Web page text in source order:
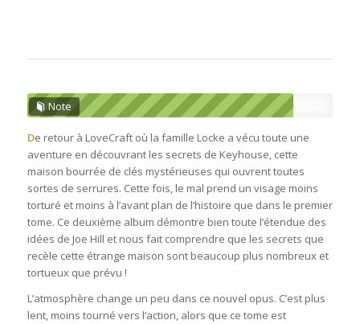
Note
De retour à LoveCraft où la famille Locke a vécu toute une
aventure en découvrant les secrets de Keyhouse, cette
maison bourrée de clés mystérieuses qui ouvrent toutes
sortes de serrures. Cette fois, le mal prend un visage moins
torturé et moins à l’avant plan de l’histoire que dans le premier
tome. Ce deuxième album démontre bien toute l’étendue des
idées de Joe Hill et nous fait comprendre que les secrets que
recèle cette étrange maison sont beaucoup plus nombreux et
tortueux que prévu !
L’atmosphère change un peu dans ce nouvel opus. C’est plus
lent, moins tourné vers l’action, alors que ce tome est